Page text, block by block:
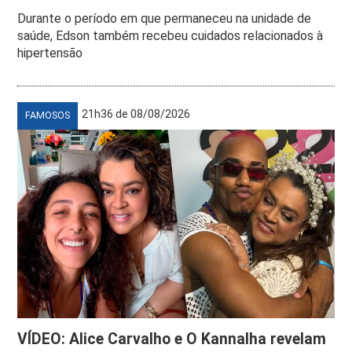
Durante o período em que permaneceu na unidade de
saúde, Edson também recebeu cuidados relacionados à
hipertensão
FAMOSOS 21h36 de 08/08/2026
VÍDEO: Alice Carvalho e O Kannalha revelam